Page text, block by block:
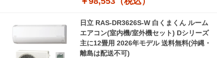
日立 RAS-DR3626S-W 白くまくん ルーム
エアコン(室内機/室外機セット) Dシリーズ
主に12畳用 2026年モデル 送料無料(沖縄・
離島は配送不可)